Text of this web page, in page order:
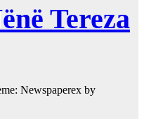
Tereza
Newspaperex by